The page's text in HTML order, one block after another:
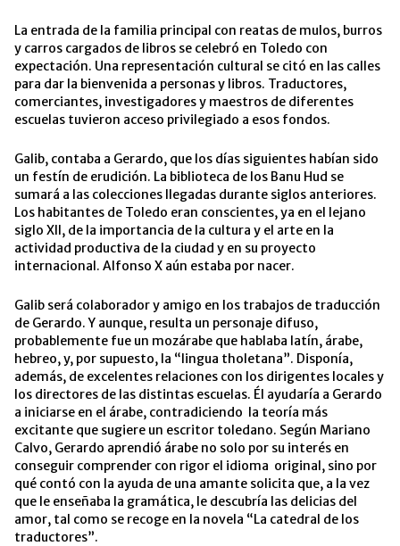
La entrada de la familia principal con reatas de mulos, burros
y carros cargados de libros se celebró en Toledo con
expectación. Una representación cultural se citó en las calles
para dar la bienvenida a personas y libros. Traductores,
comerciantes, investigadores y maestros de diferentes
escuelas tuvieron acceso privilegiado a esos fondos.
Galib, contaba a Gerardo, que los días siguientes habían sido
un festín de erudición. La biblioteca de los Banu Hud se
sumará a las colecciones llegadas durante siglos anteriores.
Los habitantes de Toledo eran conscientes, ya en el lejano
siglo XII, de la importancia de la cultura y el arte en la
actividad productiva de la ciudad y en su proyecto
internacional. Alfonso X aún estaba por nacer.
Galib será colaborador y amigo en los trabajos de traducción
de Gerardo. Y aunque, resulta un personaje difuso,
probablemente fue un mozárabe que hablaba latín, árabe,
hebreo, y, por supuesto, la “lingua tholetana”. Disponía,
además, de excelentes relaciones con los dirigentes locales y
los directores de las distintas escuelas. Él ayudaría a Gerardo
a iniciarse en el árabe, contradiciendo la teoría más
excitante que sugiere un escritor toledano. Según Mariano
Calvo, Gerardo aprendió árabe no solo por su interés en
conseguir comprender con rigor el idioma original, sino por
qué contó con la ayuda de una amante solicita que, a la vez
que le enseñaba la gramática, le descubría las delicias del
amor, tal como se recoge en la novela “La catedral de los
traductores”.